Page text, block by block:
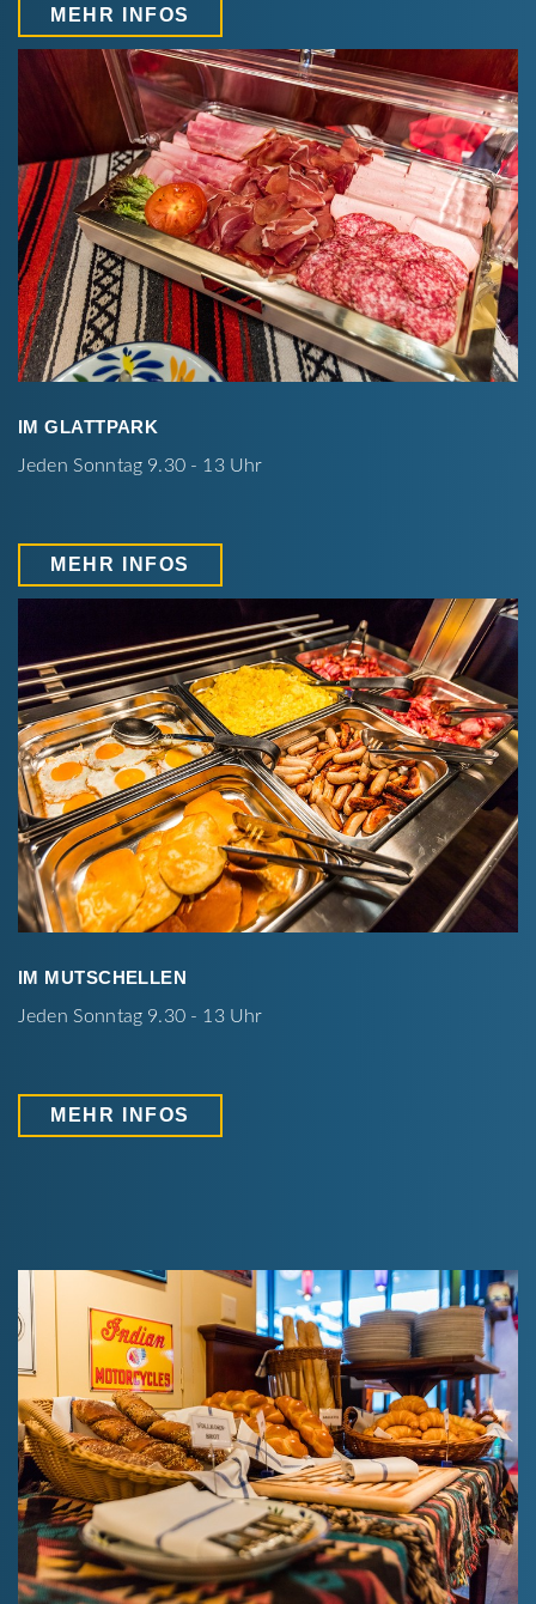
MEHR INFOS
IM GLATTPARK
Jeden Sonntag 9.30 - 13 Uhr
MEHR INFOS
IM MUTSCHELLEN
Jeden Sonntag 9.30 - 13 Uhr
MEHR INFOS